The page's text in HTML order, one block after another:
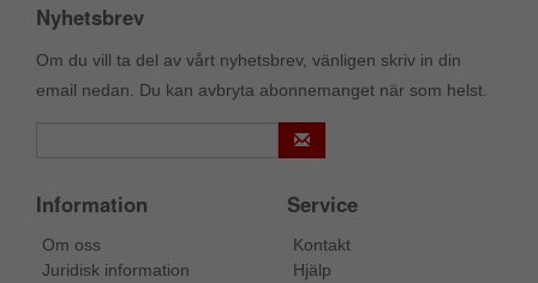
Nyhetsbrev
Om du vill ta del av vårt nyhetsbrev, vänligen skriv in din
email nedan. Du kan avbryta abonnemanget när som helst.
Information
Om oss
Juridisk information
Service
Kontakt
Hjälp